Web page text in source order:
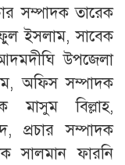
সম্পাদক তারেক
ইসলাম, সাবেক
উপজেলা
অফিস সম্পাদক
মাসুম বিল্লাহ,
প্রচার সম্পাদক
সালমান ফারনি